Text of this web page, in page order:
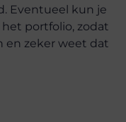
Eventueel kun je
portfolio, zodat
en zeker weet dat